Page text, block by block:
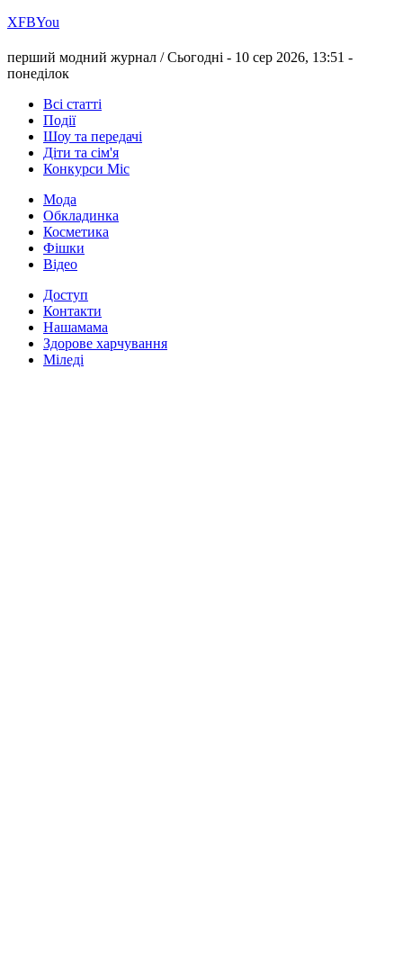
ХFBYou
перший модний журнал /Сьогодні - 10 сер 2026, 13:51 -
понеділок
Всі статті
Події
Шоу та передачі
Діти та сім'я
Конкурси Міс
Мода
Обкладинка
Косметика
Фішки
Відео
Доступ
Контакти
Нашамама
Здорове харчування
Міледі